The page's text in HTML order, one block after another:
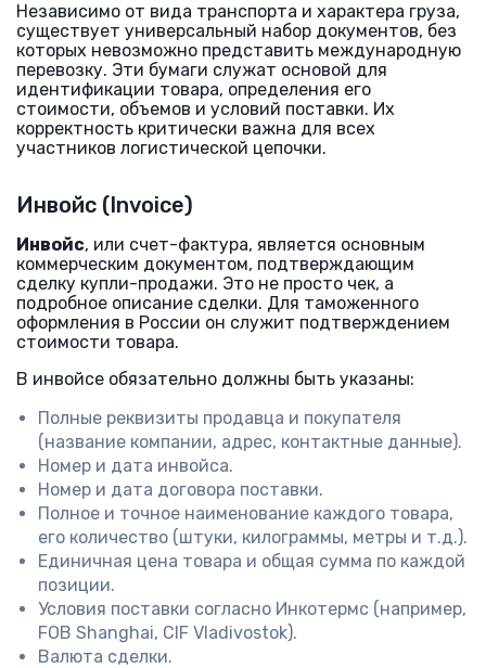
Независимо от вида транспорта и характера груза,
существует универсальный набор документов, без
которых невозможно представить международную
перевозку. Эти бумаги служат основой для
идентификации товара, определения его
стоимости, объемов и условий поставки. Их
корректность критически важна для всех
участников логистической цепочки.
Инвойс (Invoice)
Инвойс, или счет-фактура, является основным
коммерческим документом, подтверждающим
сделку купли-продажи. Это не просто чек, а
подробное описание сделки. Для таможенного
оформления в России он служит подтверждением
стоимости товара.
В инвойсе обязательно должны быть указаны:
Полные реквизиты продавца и покупателя
(название компании, адрес, контактные данные).
Номер и дата инвойса.
Номер и дата договора поставки.
Полное и точное наименование каждого товара,
его количество (штуки, килограммы, метры и т.д.).
Единичная цена товара и общая сумма по каждой
позиции.
Условия поставки согласно Инкотермс (например,
FOB Shanghai, CIF Vladivostok).
Валюта сделки.